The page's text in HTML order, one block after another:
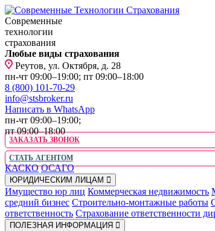
Современные
технологии
страхования
Любые виды страхования
Реутов, ул. Октября, д. 28
пн-чт 09:00–19:00; пт 09:00–18:00
8 (800) 101-70-29
info@stsbroker.ru
Написать в WhatsApp
пн-чт 09:00–19:00;
пт 09:00–18:00
ЗАКАЗАТЬ ЗВОНОК
СТАТЬ АГЕНТОМ
КАСКО ОСАГО
ЮРИДИЧЕСКИМ ЛИЦАМ
Имущество юр лиц Коммерческая недвижимость
средний бизнес Строительно-монтажные работы
ответственность Страхование ответственности
ПОЛЕЗНАЯ ИНФОРМАЦИЯ